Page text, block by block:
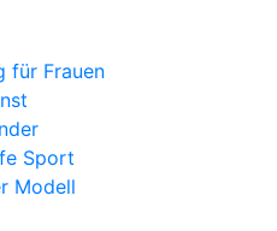
für Frauen
Sport
Modell